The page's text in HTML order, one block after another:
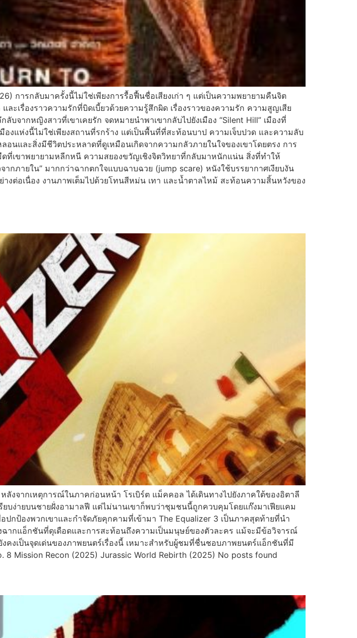
การกลับมาครั้งนี้ไม่ใช่เพียงการรื้อฟื้นชื่อเสียงเก่า ๆ แต่เป็นความพยายามคืนจิต
เรื่องราวความรักที่บิดเบี้ยวด้วยความรู้สึกผิด เรื่องราวของความรัก ความสูญเสีย
จากหญิงสาวที่เขาเคยรัก จดหมายนำพาเขากลับไปยังเมือง “Silent Hill” เมืองที่
งแห่งนี้ไม่ใช่เพียงสถานที่รกร้าง แต่เป็นพื้นที่ที่สะท้อนบาป ความเจ็บปวด และความลับ
อนและสิ่งมีชีวิตประหลาดที่ดูเหมือนเกิดจากความกลัวภายในใจของเขาโดยตรง การ
ที่เขาพยายามหลีกหนี ความสยองขวัญเชิงจิตวิทยาที่กลับมาหนักแน่น สิ่งที่ทำให้
กภายใน” มากกว่าฉากตกใจแบบฉาบฉวย (jump scare) หนังใช้บรรยากาศเงียบงัน
งต่อเนื่อง งานภาพเต็มไปด้วยโทนสีหม่น เทา และน้ำตาลไหม้ สะท้อนความสิ้นหวังของ
งจากเหตุการณ์ในภาคก่อนหน้า โรเบิร์ต แม็คคอล ได้เดินทางไปยังภาคใต้ของอิตาลี
ง่ายบนชายฝั่งอามาลฟี แต่ไม่นานเขาก็พบว่าชุมชนนี้ถูกควบคุมโดยแก๊งมาเฟียแคม
กป้องพวกเขาและกำจัดภัยคุกคามที่เข้ามา The Equalizer 3 เป็นภาคสุดท้ายที่นำ
ากแอ็กชันที่ดุเดือดและการสะท้อนถึงความเป็นมนุษย์ของตัวละคร แม้จะมีข้อวิจารณ์
คงเป็นจุดเด่นของภาพยนตร์เรื่องนี้ เหมาะสำหรับผู้ชมที่ชื่นชอบภาพยนตร์แอ็กชันที่มี
Mission Recon (2025) Jurassic World Rebirth (2025) No posts found